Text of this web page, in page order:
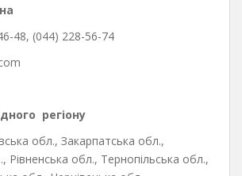
48, (044) 228-56-74
регіону
обл., Закарпатська обл.,
Рівненська обл., Тернопільська обл.,